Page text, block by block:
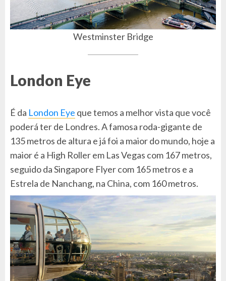
Westminster Bridge
London Eye
É da London Eye que temos a melhor vista que você
poderá ter de Londres. A famosa roda-gigante de
135 metros de altura e já foi a maior do mundo, hoje a
maior é a High Roller em Las Vegas com 167 metros,
seguido da Singapore Flyer com 165 metros e a
Estrela de Nanchang, na China, com 160 metros.